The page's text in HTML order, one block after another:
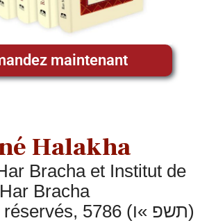
maintenant
Halakha
Bracha et Institut de
Har Bracha
© Tous droits réservés, 5786 (תשפ »ו)